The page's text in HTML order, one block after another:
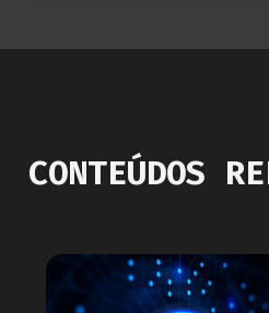
CONTEÚDOS